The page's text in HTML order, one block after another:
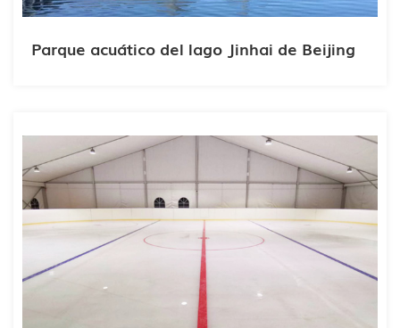
Parque acuático del lago Jinhai de Beijing